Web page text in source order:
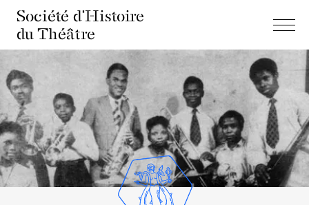
Société d'Histoire
du Théâtre